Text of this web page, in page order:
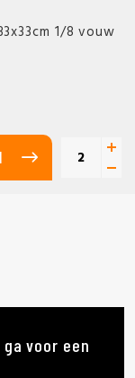
1/8 vouw
voor een